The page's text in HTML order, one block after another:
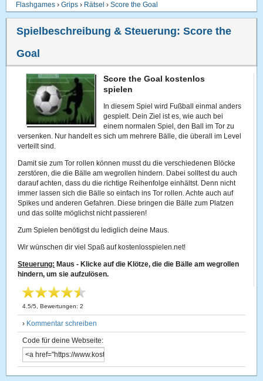
Flashgames ›Grips › Rätsel ›Score the Goal
Spielbeschreibung & Steuerung:Score the
Goal
Score the Goal kostenlos
spielen
In diesem Spiel wird Fußball einmal anders
gespielt. Dein Ziel ist es, wie auch bei
einem normalen Spiel, den Ball im Tor zu
versenken. Nur handelt es sich um mehrere Bälle, die überall im Level
verteilt sind.
Damit sie zum Tor rollen können musst du die verschiedenen Blöcke
zerstören, die die Bälle am wegrollen hindern. Dabei solltest du auch
darauf achten, dass du die richtige Reihenfolge einhältst. Denn nicht
immer lassen sich die Bälle so einfach ins Tor rollen. Achte auch auf
Spikes und anderen Gefahren. Diese bringen die Bälle zum Platzen
und das sollte möglichst nicht passieren!
Zum Spielen benötigst du lediglich deine Maus.
Wir wünschen dir viel Spaß auf kostenlosspielen.net!
Steuerung: Maus - Klicke auf die Klötze, die die Bälle am wegrollen
hindern, um sie aufzulösen.
4.5/5 , Bewertungen:2
› Kommentar schreiben
Code für deine Webseite: